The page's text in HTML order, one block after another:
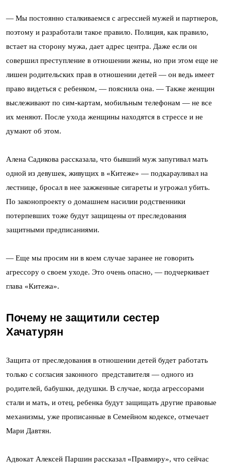
— Мы постоянно сталкиваемся с агрессией мужей и партнеров,
поэтому и разработали такое правило. Полиция, как правило,
встает на сторону мужа, дает адрес центра. Даже если он
совершил преступление в отношении жены, но при этом еще не
лишен родительских прав в отношении детей — он ведь имеет
право видеться с ребенком, — пояснила она. — Также женщин
выслеживают по сим-картам, мобильным телефонам — не все
их меняют. После ухода женщины находятся в стрессе и не
думают об этом.
Алена Садикова рассказала, что бывший муж запугивал мать
одной из девушек, живущих в «Китеже» — подкарауливал на
лестнице, бросал в нее зажженные сигареты и угрожал убить.
По законопроекту о домашнем насилии родственники
потерпевших тоже будут защищены от преследования
защитными предписаниями.
— Еще мы просим ни в коем случае заранее не говорить
агрессору о своем уходе. Это очень опасно, — подчеркивает
глава «Китежа».
Почему не защитили сестер
Хачатурян
Защита от преследования в отношении детей будет работать
только с согласия законного представителя — одного из
родителей, бабушки, дедушки. В случае, когда агрессорами
стали и мать, и отец, ребенка будут защищать другие правовые
механизмы, уже прописанные в Семейном кодексе, отмечает
Мари Давтян.
Адвокат Алексей Паршин рассказал «Правмиру», что сейчас